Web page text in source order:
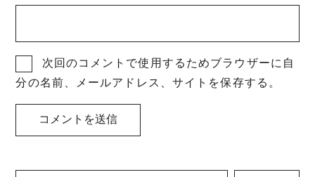
次回のコメントで使用するためブラウザーに自
分の名前、メールアドレス、サイトを保存する。